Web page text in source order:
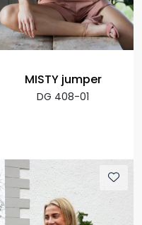
MISTY jumper
DG 408-01